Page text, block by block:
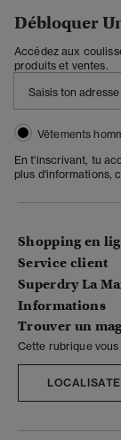
Débloquer
Accédez aux
produits et ventes.
Vêtements
En t'inscrivant, tu
plus d'informations,
Shopping en
Service client
Superdry La
Informations
Trouver un
Cette rubrique